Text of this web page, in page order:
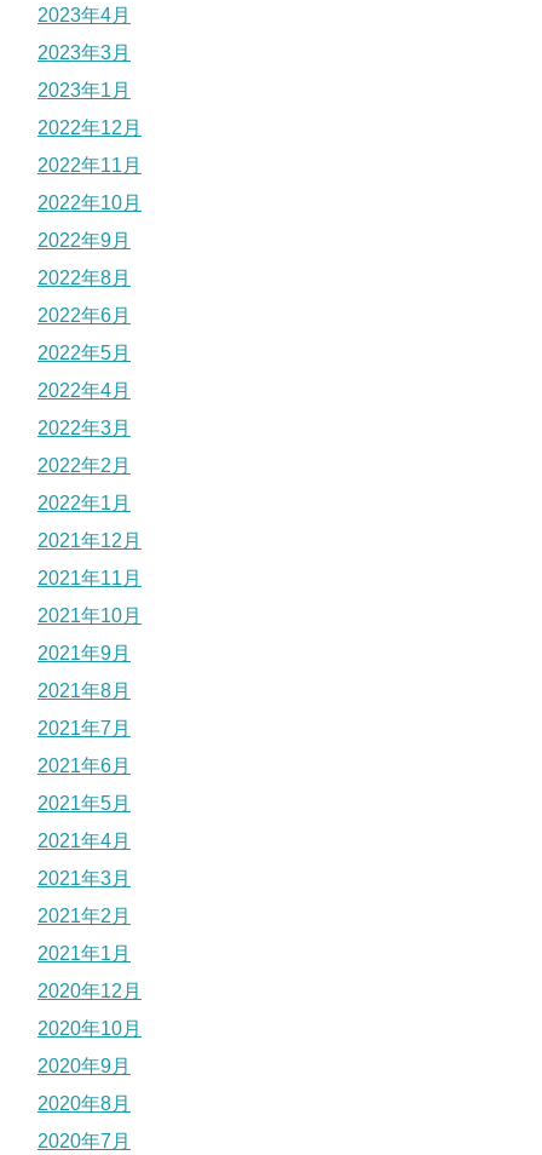
2023年4月
2023年3月
2023年1月
2022年12月
2022年11月
2022年10月
2022年9月
2022年8月
2022年6月
2022年5月
2022年4月
2022年3月
2022年2月
2022年1月
2021年12月
2021年11月
2021年10月
2021年9月
2021年8月
2021年7月
2021年6月
2021年5月
2021年4月
2021年3月
2021年2月
2021年1月
2020年12月
2020年10月
2020年9月
2020年8月
2020年7月